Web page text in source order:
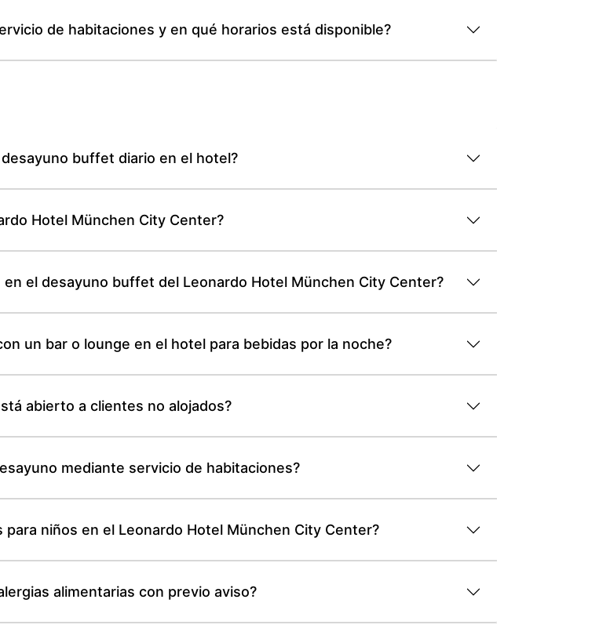
de habitaciones y en qué horarios está disponible?
buffet diario en el hotel?
Hotel München City Center?
el desayuno buffet del Leonardo Hotel München City Center?
un bar o lounge en el hotel para bebidas por la noche?
abierto a clientes no alojados?
mediante servicio de habitaciones?
niños en el Leonardo Hotel München City Center?
alimentarias con previo aviso?